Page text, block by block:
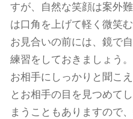
すが、自然な笑顔は案外
は口角を上げて軽く微笑
お見合いの前には、鏡で
練習をしておきましょう
お相手にしっかりと聞こ
とお相手の目を見つめて
まうこともありますので